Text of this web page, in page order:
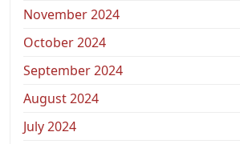
November 2024
October 2024
September 2024
August 2024
July 2024